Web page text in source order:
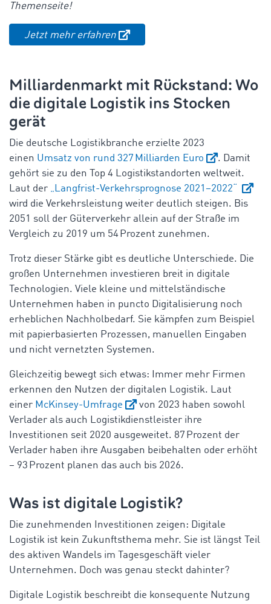
Themenseite!
Jetzt mehr erfahren
Milliardenmarkt mit Rückstand: Wo
die digitale Logistik ins Stocken
gerät
Die deutsche Logistikbranche erzielte 2023
einen Umsatz von rund 327 Milliarden Euro
. Damit
gehört sie zu den Top 4 Logistikstandorten weltweit.
Laut der „Langfrist-Verkehrsprognose 2021–2022“
wird die Verkehrsleistung weiter deutlich steigen. Bis
2051 soll der Güterverkehr allein auf der Straße im
Vergleich zu 2019 um 54 Prozent zunehmen.
Trotz dieser Stärke gibt es deutliche Unterschiede. Die
großen Unternehmen investieren breit in digitale
Technologien. Viele kleine und mittelständische
Unternehmen haben in puncto Digitalisierung noch
erheblichen Nachholbedarf. Sie kämpfen zum Beispiel
mit papierbasierten Prozessen, manuellen Eingaben
und nicht vernetzten Systemen.
Gleichzeitig bewegt sich etwas: Immer mehr Firmen
erkennen den Nutzen der digitalen Logistik. Laut
einer McKinsey-Umfrage
von 2023 haben sowohl
Verlader als auch Logistikdienstleister ihre
Investitionen seit 2020 ausgeweitet. 87 Prozent der
Verlader haben ihre Ausgaben beibehalten oder erhöht
– 93 Prozent planen das auch bis 2026.
Was ist digitale Logistik?
Die zunehmenden Investitionen zeigen: Digitale
Logistik ist kein Zukunftsthema mehr. Sie ist längst Teil
des aktiven Wandels im Tagesgeschäft vieler
Unternehmen. Doch was genau steckt dahinter?
Digitale Logistik beschreibt die konsequente Nutzung